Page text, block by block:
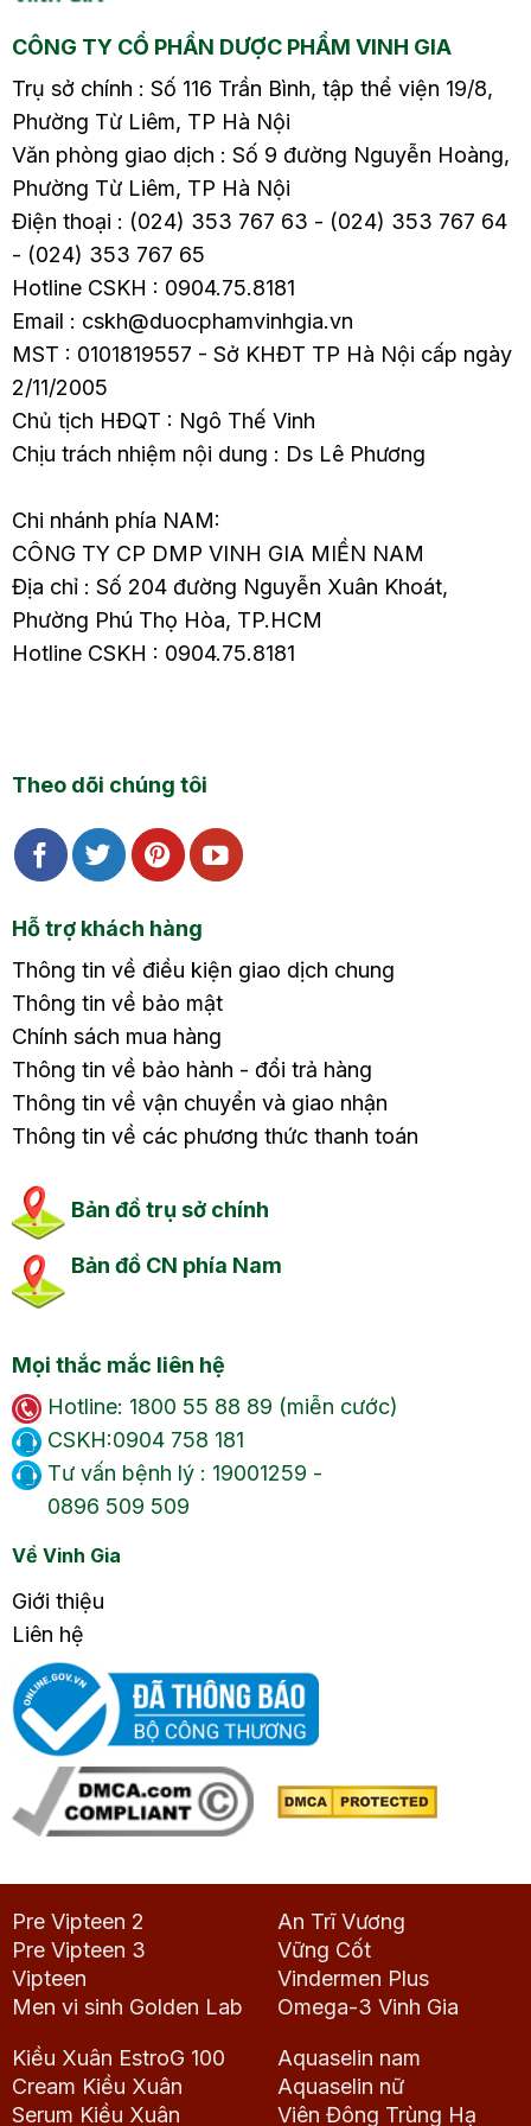
CÔNG TY CỔ PHẦN DƯỢC PHẨM VINH GIA
Trụ sở chính : Số 116 Trần Bình, tập thể viện 19/8,
Phường Từ Liêm, TP Hà Nội
Văn phòng giao dịch : Số 9 đường Nguyễn Hoàng,
Phường Từ Liêm, TP Hà Nội
Điện thoại : (024) 353 767 63 - (024) 353 767 64
- (024) 353 767 65
Hotline CSKH : 0904.75.8181
Email : cskh@duocphamvinhgia.vn
MST : 0101819557 - Sở KHĐT TP Hà Nội cấp ngày
2/11/2005
Chủ tịch HĐQT : Ngô Thế Vinh
Chịu trách nhiệm nội dung : Ds Lê Phương
Chi nhánh phía NAM:
CÔNG TY CP DMP VINH GIA MIỀN NAM
Địa chỉ : Số 204 đường Nguyễn Xuân Khoát,
Phường Phú Thọ Hòa, TP.HCM
Hotline CSKH : 0904.75.8181
Theo dõi chúng tôi
Hỗ trợ khách hàng
Thông tin về điều kiện giao dịch chung
Thông tin về bảo mật
Chính sách mua hàng
Thông tin về bảo hành - đổi trả hàng
Thông tin về vận chuyển và giao nhận
Thông tin về các phương thức thanh toán
Bản đồ trụ sở chính
Bản đồ CN phía Nam
Mọi thắc mắc liên hệ
Hotline: 1800 55 88 89 (miễn cước)
CSKH:0904 758 181
Tư vấn bệnh lý : 19001259 -
0896 509 509
Về Vinh Gia
Giới thiệu
Liên hệ
Pre Vipteen 2
Pre Vipteen 3
Vipteen
Men vi sinh Golden Lab
An Trĩ Vương
Vững Cốt
Vindermen Plus
Omega-3 Vinh Gia
Kiều Xuân EstroG 100
Cream Kiều Xuân
Serum Kiều Xuân
Aquaselin nam
Aquaselin nữ
Viên Đông Trùng Hạ